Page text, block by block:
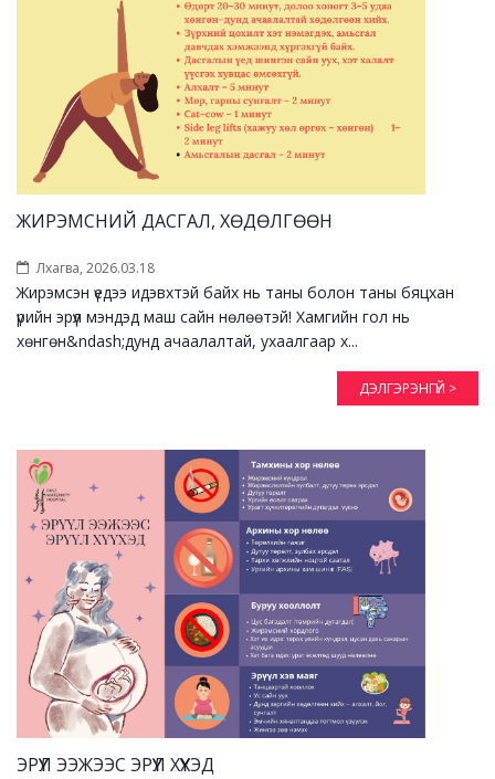
ЖИРЭМСНИЙ ДАСГАЛ, ХӨДӨЛГӨӨН
Лхагва, 2026.03.18
Жирэмсэн үедээ идэвхтэй байх нь таны болон таны бяцхан
үрийн эрүүл мэндэд маш сайн нөлөөтэй! Хамгийн гол нь
хөнгөн&ndash;дунд ачаалалтай, ухаалгаар х...
ДЭЛГЭРЭНГҮЙ >
ЭРҮҮЛ ЭЭЖЭЭС ЭРҮҮЛ ХҮҮХЭД